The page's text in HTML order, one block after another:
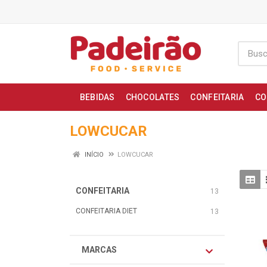
BEBIDAS CHOCOLATES CONFEITARIA
LOWCUCAR
INÍCIO LOWCUCAR
CONFEITARIA 13
CONFEITARIA DIET 13
MARCAS